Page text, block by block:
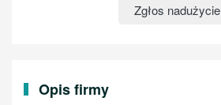
Zgłos nadużycie
Opis firmy